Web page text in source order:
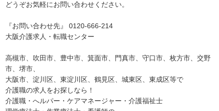
どうぞお気軽にお問い合わせください。
『お問い合わせ先』 0120-666-214
大阪介護求人・転職センター
高槻市、吹田市、豊中市、箕面市、門真市、守口市、枚方市、交野
市、堺市、
大阪市、淀川区、東淀川区、鶴見区、城東区、東成区等で
介護職の求人をお探しなら！
介護職・へルパー・ケアマネージャー・介護福祉士